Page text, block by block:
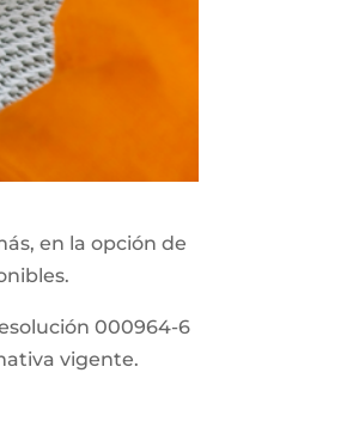
en la opción de
000964-6
vigente.